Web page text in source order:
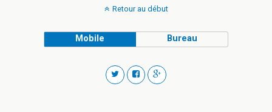
Retour au début
Mobile Bureau